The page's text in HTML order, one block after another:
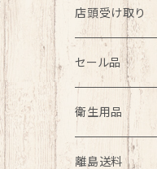
バドミントン部
サッカー部
バスケ部
陸上部
バレーボール
テニス
バドミントン
サッカー
店頭受け取り
野球
バレーボール
ソフトテニス
セール品
野球
バスケットボール
衛生用品
マスク
離島送料